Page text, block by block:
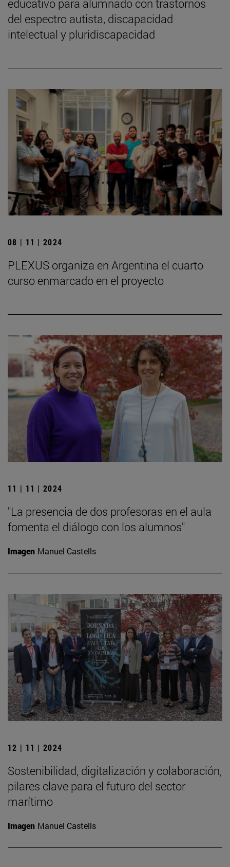
educativo para alumnado con trastornos
del espectro autista, discapacidad
intelectual y pluridiscapacidad
08 | 11 | 2024
PLEXUS organiza en Argentina el cuarto
curso enmarcado en el proyecto
11 | 11 | 2024
"La presencia de dos profesoras en el aula
fomenta el diálogo con los alumnos"
Imagen Manuel Castells
12 | 11 | 2024
Sostenibilidad, digitalización y colaboración,
pilares clave para el futuro del sector
marítimo
Imagen Manuel Castells